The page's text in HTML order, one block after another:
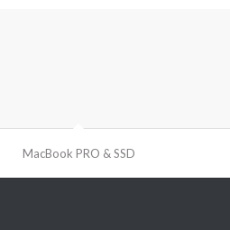
MacBook PRO & SSD